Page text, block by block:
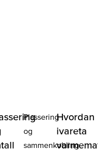
Plassering
og
sammenkobling
Hvordan
ivareta